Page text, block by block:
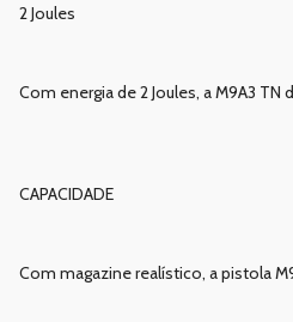
2 Joules
Com energia de 2 Joules, a M9A3
CAPACIDADE
Com magazine realístico, a pistola